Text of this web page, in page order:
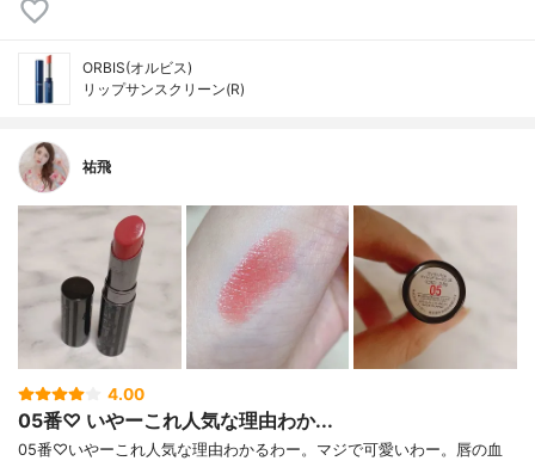
ORBIS(オルビス)
リップサンスクリーン(R)
祐飛
4.00
05番♡ いやーこれ人気な理由わか...
05番♡いやーこれ人気な理由わかるわー。マジで可愛いわー。唇の血